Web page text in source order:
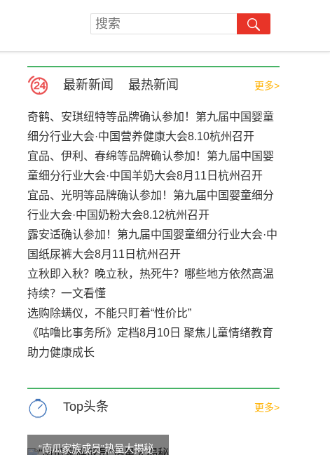
最新新闻 最热新闻 更多>
奇鹤、安琪纽特等品牌确认参加！第九届中国婴童
细分行业大会·中国营养健康大会8.10杭州召开
宜品、伊利、春绵等品牌确认参加！第九届中国婴
童细分行业大会·中国羊奶大会8月11日杭州召开
宜品、光明等品牌确认参加！第九届中国婴童细分
行业大会·中国奶粉大会8.12杭州召开
露安适确认参加！第九届中国婴童细分行业大会·中
国纸尿裤大会8月11日杭州召开
立秋即入秋？晚立秋，热死牛？哪些地方依然高温
持续？一文看懂
选购除螨仪，不能只盯着“性价比”
《咕噜比事务所》定档8月10日 聚焦儿童情绪教育
助力健康成长
Top头条 更多>
“南瓜家族成员”热量大揭秘